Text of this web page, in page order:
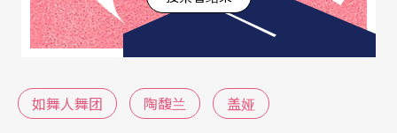
顾当时，陶馥兰说。
如舞人舞团 陶馥兰 盖娅